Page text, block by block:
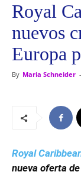
Royal
nuevos
Europa
By Maria Schneider -
Royal
nueva oferta